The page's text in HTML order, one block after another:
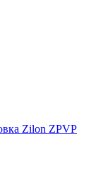
Zilon ZPVP